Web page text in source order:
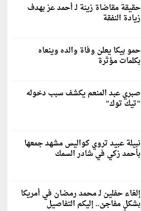
حقيقة مقاضاة زينة لـ أحمد عز بهدف
زيادة النفقة
حمو بيكا يعلن وفاة والده وينعاه
بكلمات مؤثرة
صبري عبد المنعم يكشف سبب دخوله
"تيك توك"
نبيلة عبيد تروي كواليس مشهد جمعها
بأحمد زكي في شادر السمك
إلغاء حفلين لـ محمد رمضان في أمريكا
بشكلٍ مفاجئ.. إليكم التفاصيل